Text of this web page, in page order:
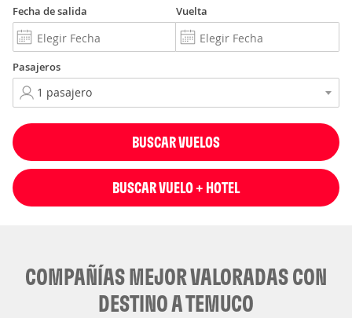
Fecha de salida Vuelta
Pasajeros
BUSCAR VUELOS
BUSCAR VUELO + HOTEL
COMPAÑÍAS MEJOR VALORADAS CON
DESTINO A TEMUCO